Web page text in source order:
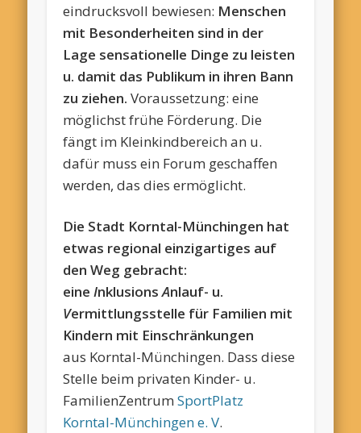
eindrucksvoll bewiesen: Menschen
mit Besonderheiten sind in der
Lage sensationelle Dinge zu leisten
u. damit das Publikum in ihren Bann
zu ziehen. Voraussetzung: eine
möglichst frühe Förderung. Die
fängt im Kleinkindbereich an u.
dafür muss ein Forum geschaffen
werden, das dies ermöglicht.
Die Stadt Korntal-Münchingen hat
etwas regional einzigartiges auf
den Weg gebracht:
eineInklusionsAnlauf- u.
Vermittlungsstelle für Familien mit
Kindern mit Einschränkungen
aus Korntal-Münchingen. Dass diese
Stelle beim privaten Kinder- u.
FamilienZentrumSportPlatz
Korntal-Münchingen e. V.